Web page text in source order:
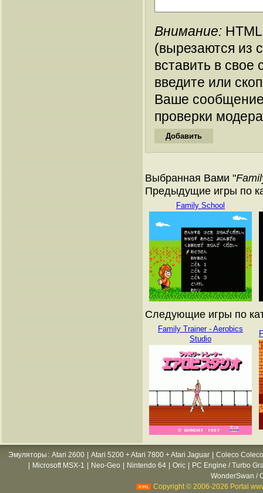
Внимание:
(вырезаются из
вставить в
введите или
Ваше
проверки
Выбранная Вами "
Предыдущие игры по
Family School
Следующие игры по
Family Trainer - Aerobics
Studio
Эмуляторы : Atari 2600 Atari 5200 + Atari 7800 + Atari Jaguar
Coleco
Microsoft MSX-1 Neo-Geo Nintendo 64 Oric
PC Engine / Turbo
WonderSwan /
Copyright © 2006-2026 Portal